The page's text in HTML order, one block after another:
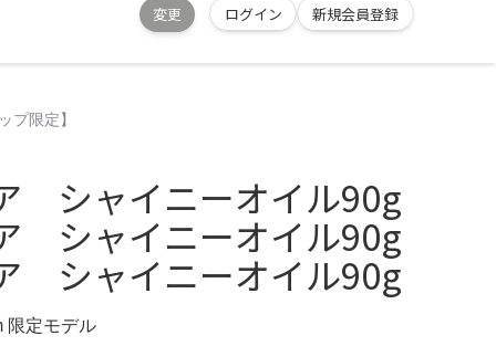
変更 ログイン 新規会員登録
限定】
シャイニーオイル90g
シャイニーオイル90g
シャイニーオイル90g
限定モデル